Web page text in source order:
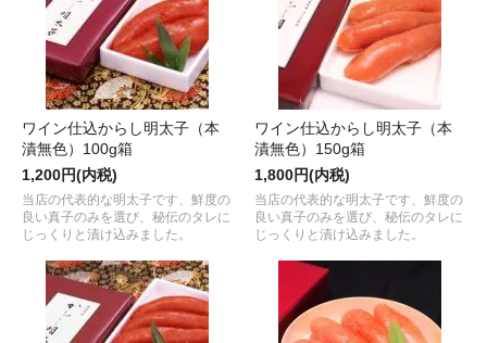
ワイン仕込からし明太子（本
漬無色）100g箱
1,200円(内税)
当店の代表的な明太子です、鮮度の
良い真子のみを選び、秘伝のタレに
じっくりと漬け込みました。
ワイン仕込からし明太子（本
漬無色）150g箱
1,800円(内税)
当店の代表的な明太子です、鮮度の
良い真子のみを選び、秘伝のタレに
じっくりと漬け込みました。